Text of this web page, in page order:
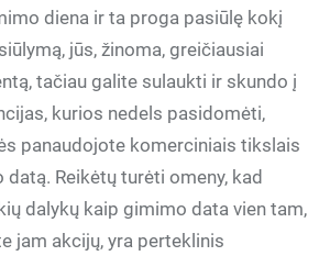
diena ir ta proga pasiūlę kokį
jūs, žinoma, greičiausiai
tačiau galite sulaukti ir skundo į
kurios nedels pasidomėti,
panaudojote komerciniais tikslais
Reikėtų turėti omeny, kad
dalykų kaip gimimo data vien tam,
jam akcijų, yra perteklinis